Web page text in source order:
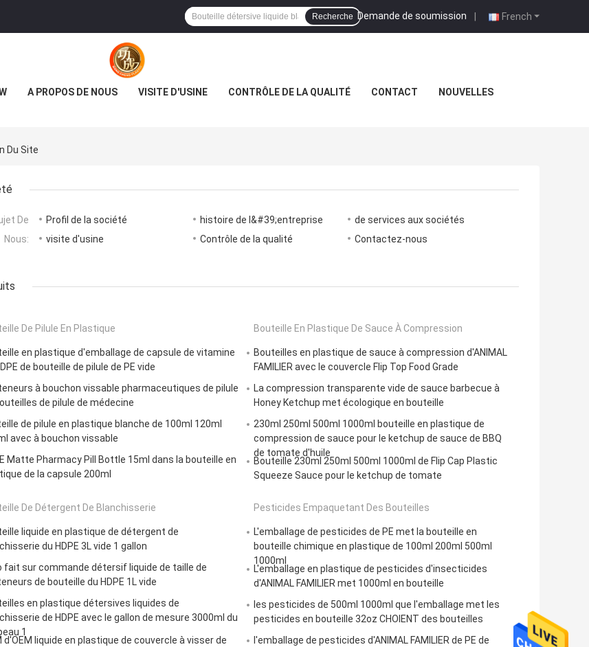
French
Demande de soumission |
Recherche
A PROPOS DE NOUS VISITE D'USINE CONTRÔLE DE LA QUALITÉ CONTACT NOUVELLES
Du Site
De
Nous:
Profil de la société histoire de l&#39;entreprise
de services aux sociétés
visite d'usine
Contrôle de la qualité Contactez-nous
De Pilule En Plastique
en plastique d'emballage de capsule de vitamine
de bouteille de pilule de PE vide
à bouchon vissable pharmaceutiques de pilule
de pilule de médecine
de pilule en plastique blanche de 100ml 120ml
avec à bouchon vissable
Matte Pharmacy Pill Bottle 15ml dans la bouteille en
de la capsule 200ml
Bouteille En Plastique De Sauce À Compression
Bouteilles en plastique de sauce à compression d'ANIMAL
FAMILIER avec le couvercle Flip Top Food Grade
La compression transparente vide de sauce barbecue à
Honey Ketchup met écologique en bouteille
230ml 250ml 500ml 1000ml bouteille en plastique de
compression de sauce pour le ketchup de sauce de BBQ
de tomate d'huile
Bouteille 230ml 250ml 500ml 1000ml de Flip Cap Plastic
Squeeze Sauce pour le ketchup de tomate
De Détergent De Blanchisserie
liquide en plastique de détergent de
du HDPE 3L vide 1 gallon
fait sur commande détersif liquide de taille de
de bouteille du HDPE 1L vide
en plastique détersives liquides de
de HDPE avec le gallon de mesure 3000ml du
1
d'OEM liquide en plastique de couvercle à visser de
Pesticides Empaquetant Des Bouteilles
L'emballage de pesticides de PE met la bouteille en
bouteille chimique en plastique de 100ml 200ml 500ml
1000ml
L'emballage en plastique de pesticides d'insecticides
d'ANIMAL FAMILIER met 1000ml en bouteille
les pesticides de 500ml 1000ml que l'emballage met les
pesticides en bouteille 32oz CHOIENT des bouteilles
l'emballage de pesticides d'ANIMAL FAMILIER de PE de